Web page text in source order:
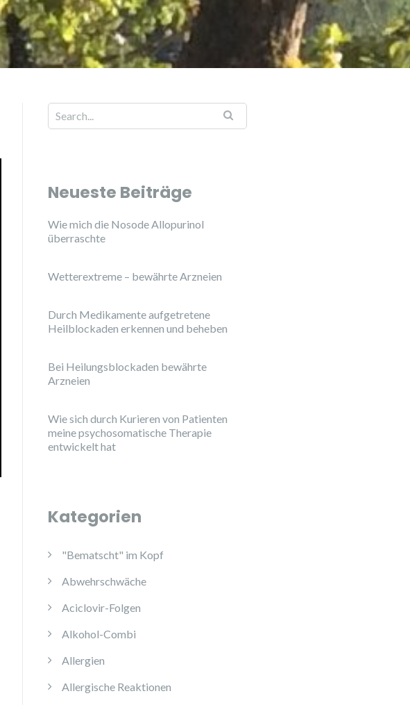
Neueste Beiträge
Wie mich die Nosode Allopurinol
überraschte
Wetterextreme – bewährte Arzneien
Durch Medikamente aufgetretene
Heilblockaden erkennen und beheben
Bei Heilungsblockaden bewährte
Arzneien
Wie sich durch Kurieren von Patienten
meine psychosomatische Therapie
entwickelt hat
Kategorien
"Bematscht" im Kopf
Abwehrschwäche
Aciclovir-Folgen
Alkohol-Combi
Allergien
Allergische Reaktionen